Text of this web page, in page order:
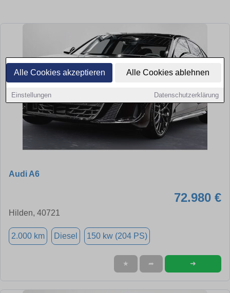
Alle Cookies akzeptieren Alle Cookies ablehnen
Einstellungen Datenschutzerklärung
Audi A6
72.980 €
Hilden, 40721
2.000 km Diesel 150 kw (204 PS)
★ ➦ ➜